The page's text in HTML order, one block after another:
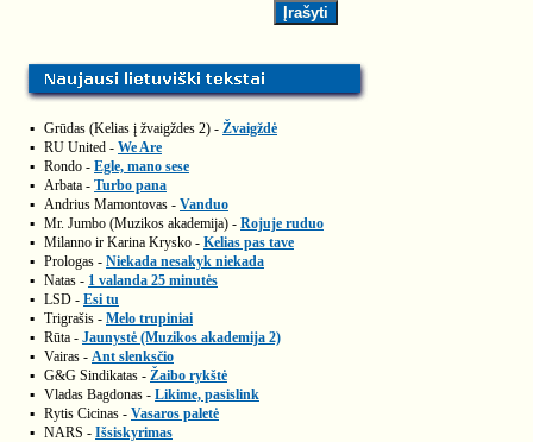
▪ Grūdas (Kelias į žvaigždes 2) - Žvaigždė
▪ RU United - We Are
▪ Rondo - Egle, mano sese
▪ Arbata - Turbo pana
▪ Andrius Mamontovas - Vanduo
▪ Mr. Jumbo (Muzikos akademija) - Rojuje ruduo
▪ Milanno ir Karina Krysko - Kelias pas tave
▪ Prologas - Niekada nesakyk niekada
▪ Natas - 1 valanda 25 minutės
▪ LSD - Esi tu
▪ Trigrašis - Melo trupiniai
▪ Rūta - Jaunystė (Muzikos akademija 2)
▪ Vairas - Ant slenksčio
▪ G&G Sindikatas - Žaibo rykštė
▪ Vladas Bagdonas - Likime, pasislink
▪ Rytis Cicinas - Vasaros paletė
▪ NARS - Išsiskyrimas